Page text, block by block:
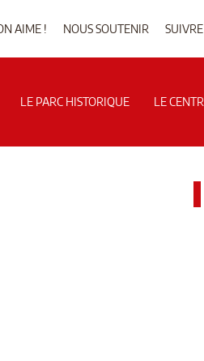
AIME ! NOUS SOUTENIR
LE PARC HISTORIQUE LE